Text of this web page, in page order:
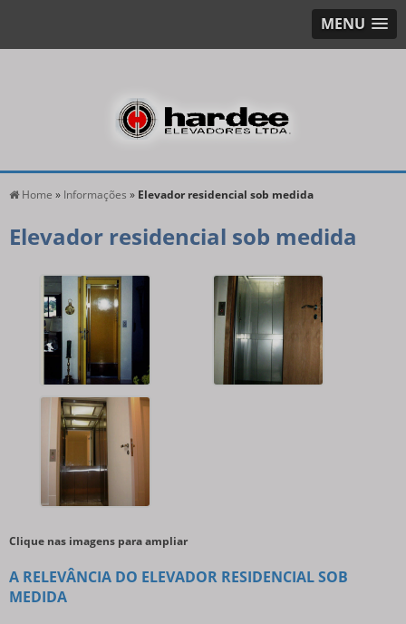
MENU
Home » Informações » Elevador residencial sob medida
Elevador residencial sob medida
Clique nas imagens para ampliar
A RELEVÂNCIA DO ELEVADOR RESIDENCIAL SOB
MEDIDA